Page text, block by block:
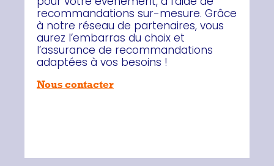
Votre contact
recommandations sur-mesure. Grâce
à notre réseau de partenaires, vous
aurez l’embarras du choix et
l’assurance de recommandations
adaptées à vos besoins !
Nous contacter